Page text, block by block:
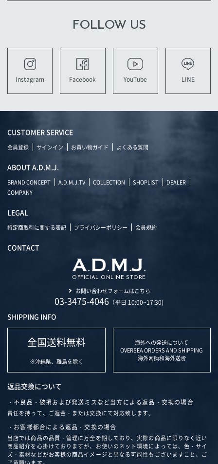
FOLLOW US
Instagram Facebook YouTube LINE
CUSTOMER SERVICE
会員登録 サインイン お買い物ガイド よくある質問
ABOUT A.D.M.J.
BRAND CONCEPT A.D.M.J.TV COLLECTION SHOPLIST
DEALER
COMPANY
LEGAL
特定商取引に関する表記 プライバシーポリシー 会員規約
CONTACT
OFFICIAL ONLINE STORE
お問い合わせフォームはこちら
03-3475-4046 （平日 10:00~17:30)
SHIPPING INFO
全国送料無料
※沖縄県、離島を除く
海外への発送について
OVERSEA ORDERS AND SHIPPING
海外网购和海外送货
返品交換について
・不良品・破損および発送ミスなど当方による返品・交換の場合
責任を持って、ご返金・または交換にて対応致します。
・お客様都合による返品・交換の場合
当店では商品の品質・管理に万全を期しており、実際の商品に限りなく近い
商品紹介を心掛けておりますが、お使いのネット環境によっては、色・サイ
ズ・素材などがお客様の商品イメージと異なる可能性もございますこと、ご